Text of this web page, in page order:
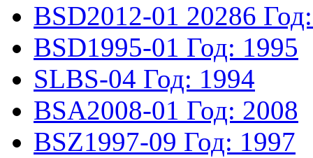
BSD2012-01 20286
BSD1995-01 Год: 1995
SLBS-04 Год: 1994
BSA2008-01 Год: 2008
BSZ1997-09 Год: 1997